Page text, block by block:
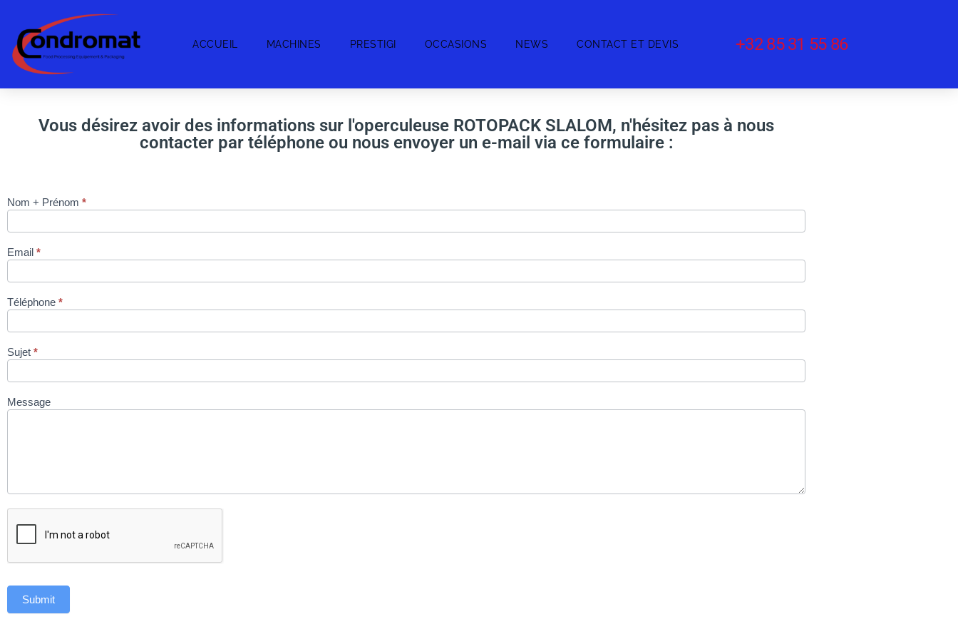
ACCUEIL MACHINES PRESTIGI OCCASIONS NEWS CONTACT ET DEVIS +32 85 31 55 86
Vous désirez avoir des informations sur l'operculeuse ROTOPACK SLALOM, n'hésitez pas à nous
contacter par téléphone ou nous envoyer un e-mail via ce formulaire :
OPERCULEUSE
condromat.be
Nom + Prénom *
Email *
Téléphone *
Sujet *
Message
Submit